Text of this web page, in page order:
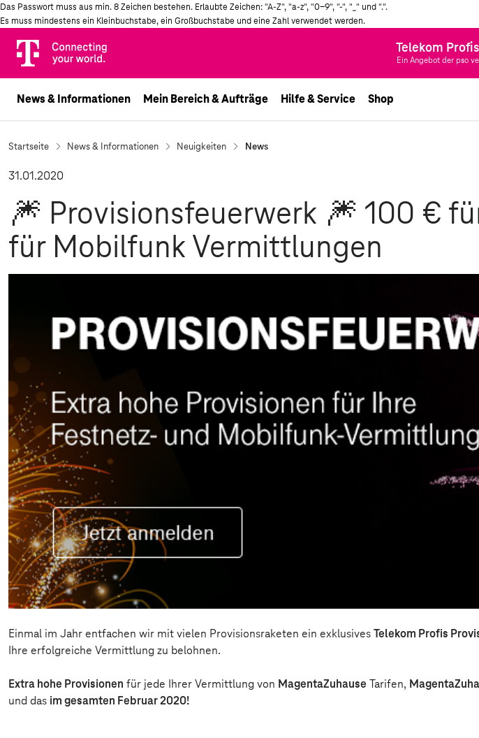
Das Passwort muss aus min. 8 Zeichen bestehen. Erlaubte Zeichen: "A-Z", "a-z", "0-9", "-", "_" und ".".
Es muss mindestens ein Kleinbuchstabe, ein Großbuchstabe und eine Zahl verwendet werden.
Telekom
Logo
Telekom Profis
Ein Angebot der pso
News & Informationen Mein Bereich & Aufträge Hilfe & Service Shop
Startseite News & Informationen Neuigkeiten News
31.01.2020
🎆 Provisionsfeuerwerk 🎆 100 €
für Mobilfunk Vermittlungen
Einmal im Jahr entfachen wir mit vielen Provisionsraketen ein exklusives Telekom Profis
Ihre erfolgreiche Vermittlung zu belohnen.
Extra hohe Provisionen für jede Ihrer Vermittlung von MagentaZuhause Tarifen,
und das im gesamten Februar 2020!